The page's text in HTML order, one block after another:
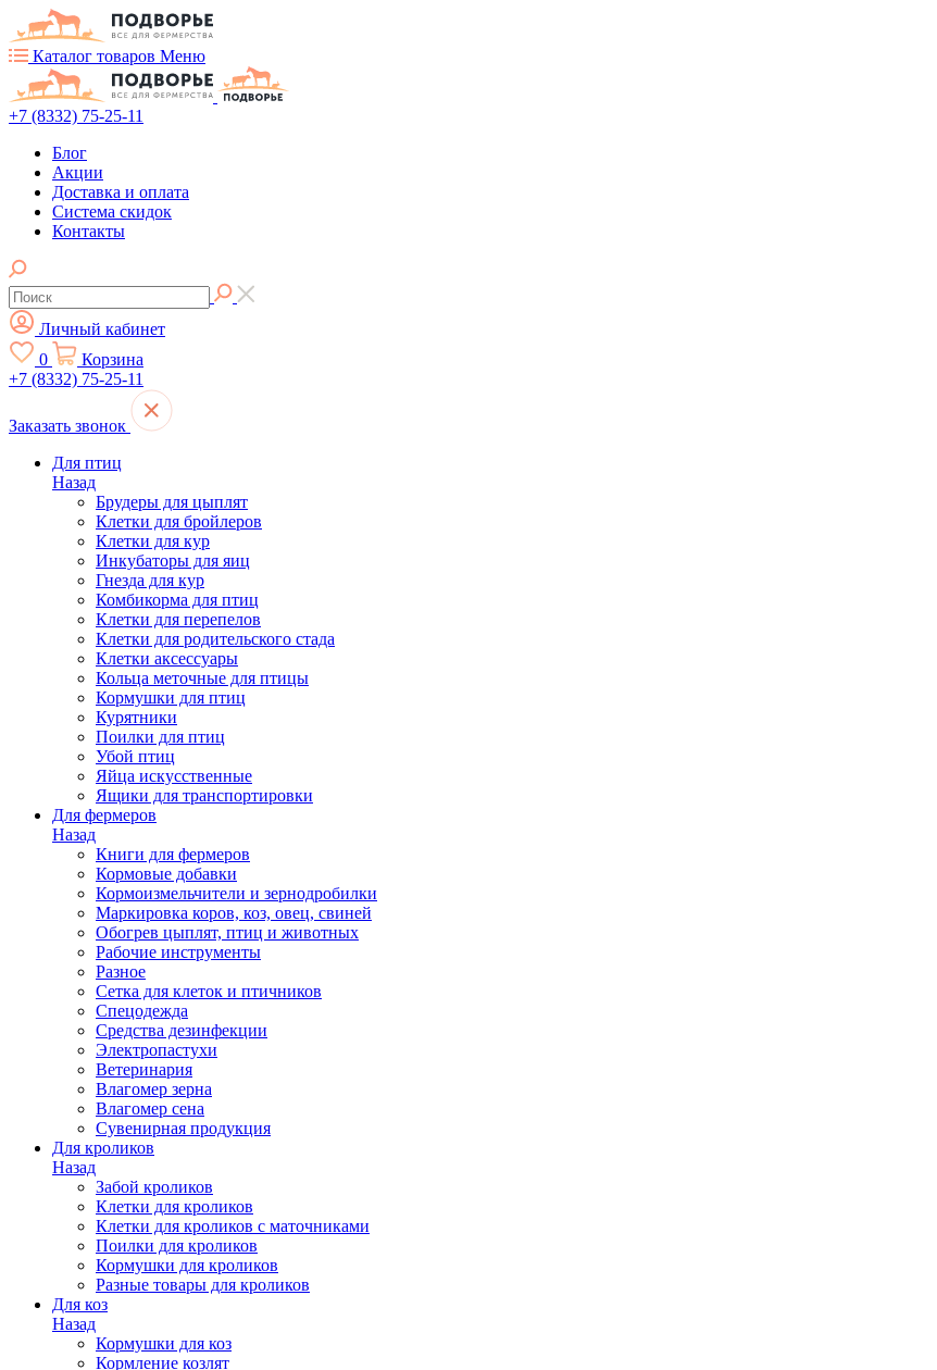
Каталог товаров Меню
+7 (8332) 75-25-11
Блог
Акции
Доставка и оплата
Система скидок
Контакты
Личный кабинет
0
Корзина
+7 (8332) 75-25-11
Заказать звонок
Для птиц
Назад
Брудеры для цыплят
Клетки для бройлеров
Клетки для кур
Инкубаторы для яиц
Гнезда для кур
Комбикорма для птиц
Клетки для перепелов
Клетки для родительского стада
Клетки аксессуары
Кольца меточные для птицы
Кормушки для птиц
Курятники
Поилки для птиц
Убой птиц
Яйца искусственные
Ящики для транспортировки
Для фермеров
Назад
Книги для фермеров
Кормовые добавки
Кормоизмельчители и зернодробилки
Маркировка коров, коз, овец, свиней
Обогрев цыплят, птиц и животных
Рабочие инструменты
Разное
Сетка для клеток и птичников
Спецодежда
Средства дезинфекции
Электропастухи
Ветеринария
Влагомер зерна
Влагомер сена
Сувенирная продукция
Для кроликов
Назад
Забой кроликов
Клетки для кроликов
Клетки для кроликов с маточниками
Поилки для кроликов
Кормушки для кроликов
Разные товары для кроликов
Для коз
Назад
Кормушки для коз
Кормление козлят